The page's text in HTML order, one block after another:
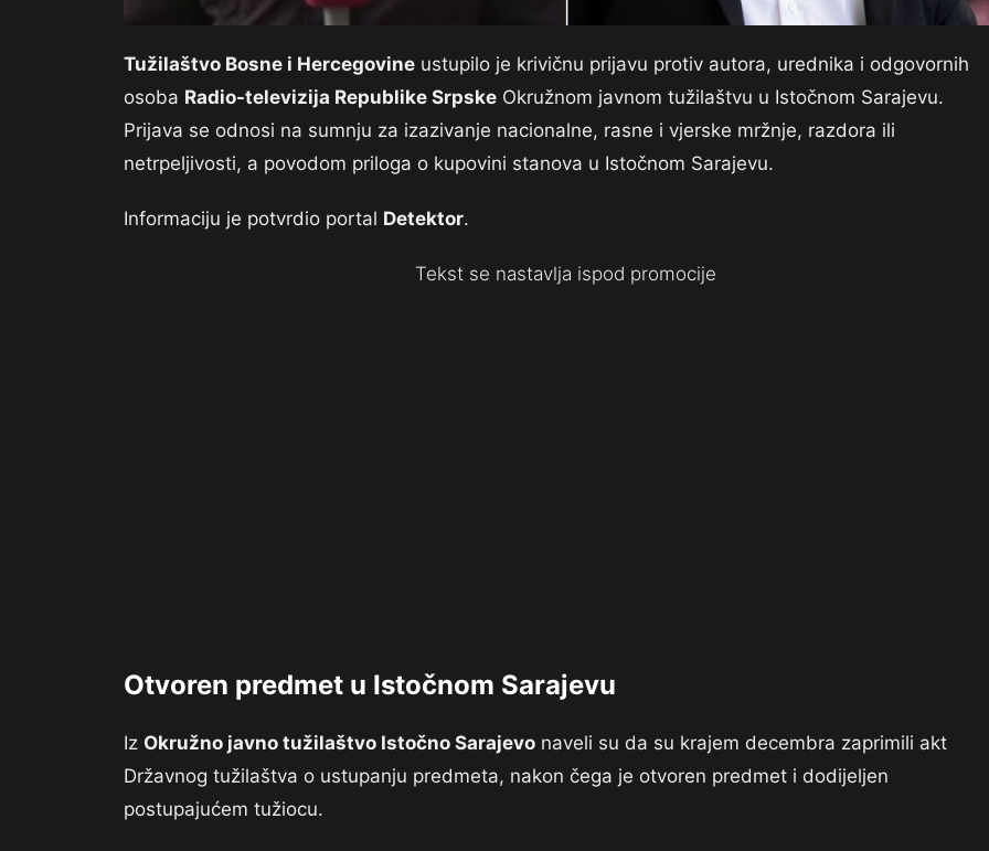
Tužilaštvo Bosne i Hercegovine ustupilo je krivičnu prijavu protiv autora, urednika i odgovornih
osoba Radio-televizija Republike Srpske Okružnom javnom tužilaštvu u Istočnom Sarajevu.
Prijava se odnosi na sumnju za izazivanje nacionalne, rasne i vjerske mržnje, razdora ili
netrpeljivosti, a povodom priloga o kupovini stanova u Istočnom Sarajevu.
Informaciju je potvrdio portal Detektor.
Tekst se nastavlja ispod promocije
Otvoren predmet u Istočnom Sarajevu
Iz Okružno javno tužilaštvo Istočno Sarajevo naveli su da su krajem decembra zaprimili akt
Državnog tužilaštva o ustupanju predmeta, nakon čega je otvoren predmet i dodijeljen
postupajućem tužiocu.